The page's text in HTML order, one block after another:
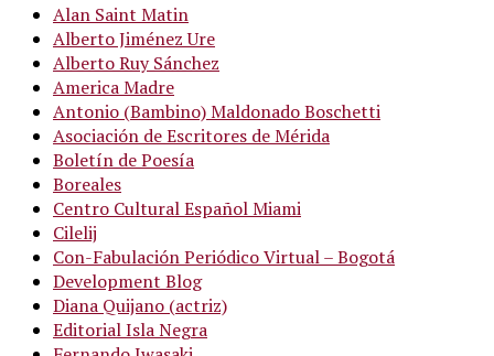
Alan Saint Matin
Alberto Jiménez Ure
Alberto Ruy Sánchez
America Madre
Antonio (Bambino) Maldonado Boschetti
Asociación de Escritores de Mérida
Boletín de Poesía
Boreales
Centro Cultural Español Miami
Cilelij
Con-Fabulación Periódico Virtual – Bogotá
Development Blog
Diana Quijano (actriz)
Editorial Isla Negra